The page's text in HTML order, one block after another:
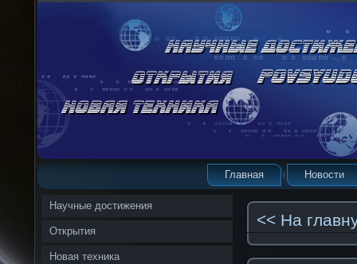
Главная Новости
Научные достижения
Открытия
Новая техника
<< На